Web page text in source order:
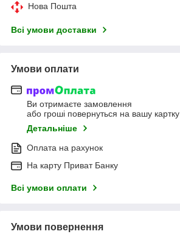
Нова Пошта
Всі умови доставки
Умови оплати
Ви отримаєте замовлення
або гроші повернуться на вашу картку
Детальніше
Оплата на рахунок
На карту Приват Банку
Всі умови оплати
Умови повернення